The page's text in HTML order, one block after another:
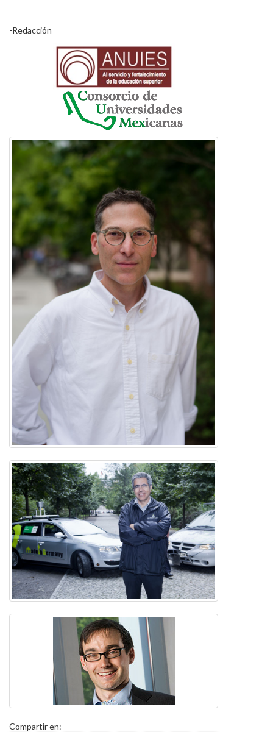
-Redacción
Compartir en: